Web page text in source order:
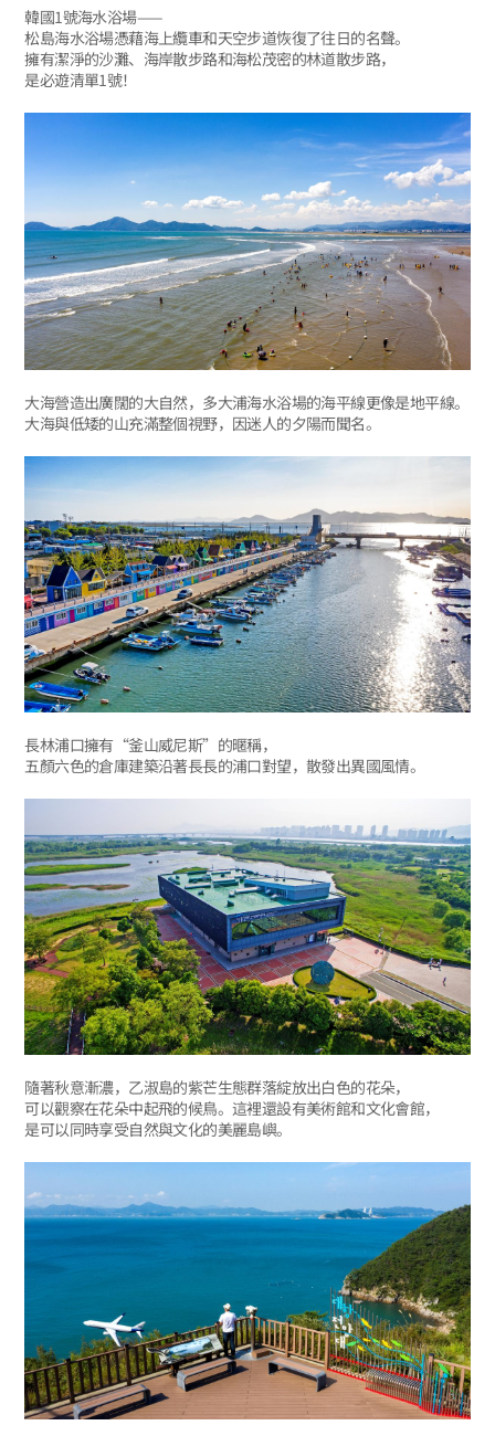
韓國1號海水浴場——
松島海水浴場憑藉海上纜車和天空步道恢復了往日的名聲。
擁有潔淨的沙灘、海岸散步路和海松茂密的林道散步路，
是必遊清單1號！
大海營造出廣闊的大自然，多大浦海水浴場的海平線更像是地平線。
大海與低矮的山充滿整個視野，因迷人的夕陽而聞名。
長林浦口擁有“釜山威尼斯”的暱稱，
五顏六色的倉庫建築沿著長長的浦口對望，散發出異國風情。
隨著秋意漸濃，乙淑島的紫芒生態群落綻放出白色的花朵，
可以觀察在花朵中起飛的候鳥。這裡還設有美術館和文化會館，
是可以同時享受自然與文化的美麗島嶼。